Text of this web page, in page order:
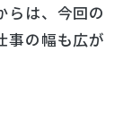
らは、今回の
事の幅も広が